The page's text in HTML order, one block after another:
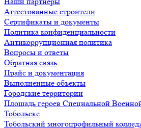
Аттестованные строители
Сертификаты и документы
Политика конфиденциальности
Антикоррупционная политика
Вопросы и ответы
Обратная связь
Прайс и документация
Выполненные объекты
Городские территории
Площадь героев Специальной
Тобольске
Тобольский многопрофильный